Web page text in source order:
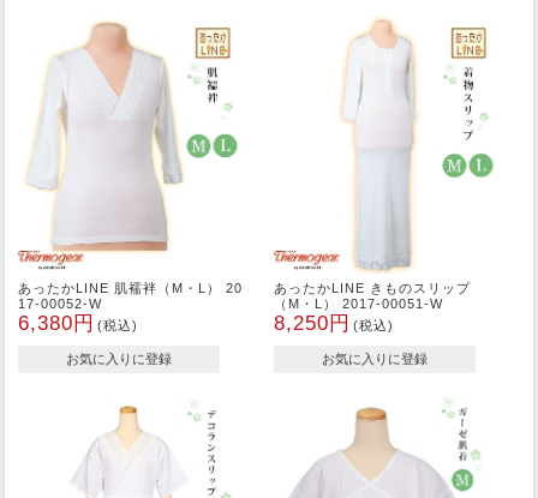
あったかLINE 肌襦袢（M・L） 20
17-00052-W
6,380円 (税込)
あったかLINE きものスリップ
（M・L） 2017-00051-W
8,250円 (税込)